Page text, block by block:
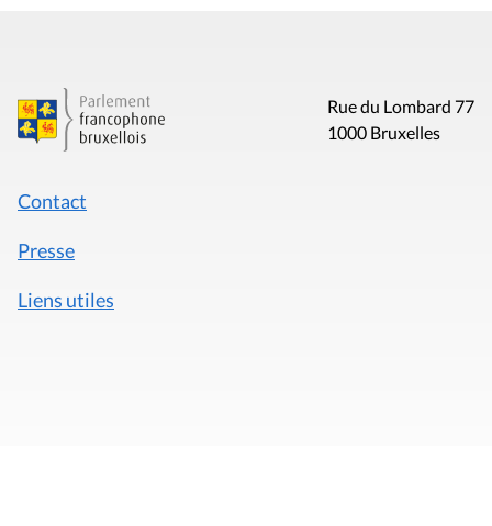
Rue du Lombard 77
1000 Bruxelles
Contact
Presse
Liens utiles